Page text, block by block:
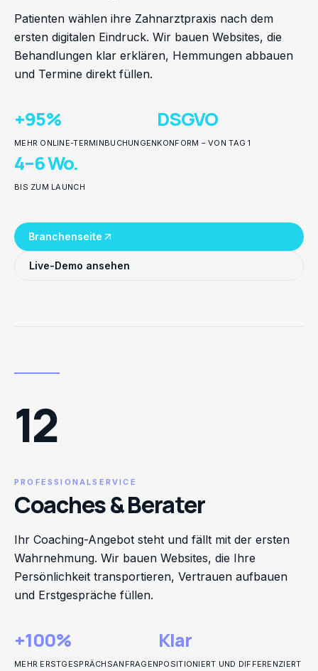
Patienten wählen ihre Zahnarztpraxis nach dem
ersten digitalen Eindruck. Wir bauen Websites, die
Behandlungen klar erklären, Hemmungen abbauen
und Termine direkt füllen.
+95%
MEHR ONLINE-TERMINBUCHUNGEN
DSGVO
KONFORM – VON TAG 1
4–6 Wo.
BIS ZUM LAUNCH
Branchenseite
Live-Demo ansehen
12
PROFESSIONALSERVICE
Coaches & Berater
Ihr Coaching-Angebot steht und fällt mit der ersten
Wahrnehmung. Wir bauen Websites, die Ihre
Persönlichkeit transportieren, Vertrauen aufbauen
und Erstgespräche füllen.
+100%
MEHR ERSTGESPRÄCHSANFRAGEN
Klar
POSITIONIERT UND DIFFERENZIERT